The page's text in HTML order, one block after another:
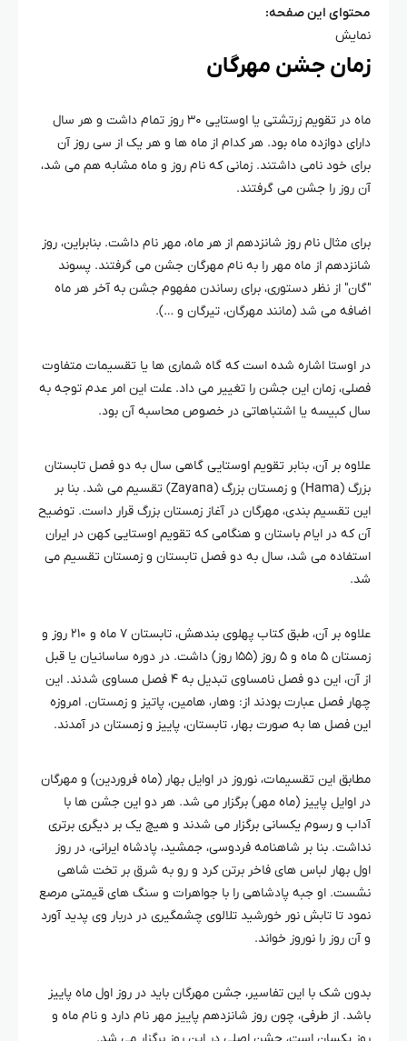
محتوای این صفحه:
نمایش
زمان جشن مهرگان
ماه در تقویم زرتشتی یا اوستایی ۳۰ روز تمام داشت و هر سال
دارای دوازده ماه بود. هر کدام از ماه ها و هر یک از سی روز آن
برای خود نامی داشتند. زمانی که نام روز و ماه مشابه هم می شد،
آن روز را جشن می گرفتند.
برای مثال نام روز شانزدهم از هر ماه، مهر نام داشت. بنابراین، روز
شانزدهم از ماه مهر را به نام مهرگان جشن می گرفتند. پسوند
″گان″ از نظر دستوری، برای رساندن مفهوم جشن به آخر هر ماه
اضافه می شد (مانند مهرگان، تیرگان و …).
در اوستا اشاره شده است که گاه شماری ها یا تقسیمات متفاوت
فصلی، زمان این جشن را تغییر می داد. علت این امر عدم توجه به
سال کبیسه یا اشتباهاتی در خصوص محاسبه آن بود.
علاوه بر آن، بنابر تقویم اوستایی گاهی سال به دو فصل تابستان
بزرگ (Hama) و زمستان بزرگ (Zayana) تقسیم می شد. بنا بر
این تقسیم بندی، مهرگان در آغاز زمستان بزرگ قرار داست. توضیح
آن که در ایام باستان و هنگامی که تقویم اوستایی کهن در ایران
استفاده می شد، سال به دو فصل تابستان و زمستان تقسیم می
علاوه بر آن، طبق کتاب پهلوی بندهش، تابستان ۷ ماه و ۲۱۰ روز و
زمستان ۵ ماه و ۵ روز (۱۵۵ روز) داشت. در دوره ساسانیان یا قبل
از آن، این دو فصل نامساوی تبدیل به ۴ فصل مساوی شدند. این
چهار فصل عبارت بودند از: وهار، هامین، پاتیز و زمستان. امروزه
این فصل ها به صورت بهار، تابستان، پاییز و زمستان در آمدند.
مطابق این تقسیمات، نوروز در اوایل بهار (ماه فروردین) و مهرگان
در اوایل پاییز (ماه مهر) برگزار می شد. هر دو این جشن ها با
آداب و رسوم یکسانی برگزار می شدند و هیچ یک بر دیگری برتری
نداشت. بنا بر شاهنامه فردوسی، جمشید، پادشاه ایرانی، در روز
اول بهار لباس های فاخر برتن کرد و رو به شرق بر تخت شاهی
نشست. او جبه پادشاهی را با جواهرات و سنگ های قیمتی مرصع
نمود تا تابش نور خورشید تلالوی چشمگیری در دربار وی پدید آورد
و آن روز را نوروز خواند.
بدون شک با این تفاسیر، جشن مهرگان باید در روز اول ماه پاییز
باشد. از طرفی، چون روز شانزدهم پاییز مهر نام دارد و نام ماه و